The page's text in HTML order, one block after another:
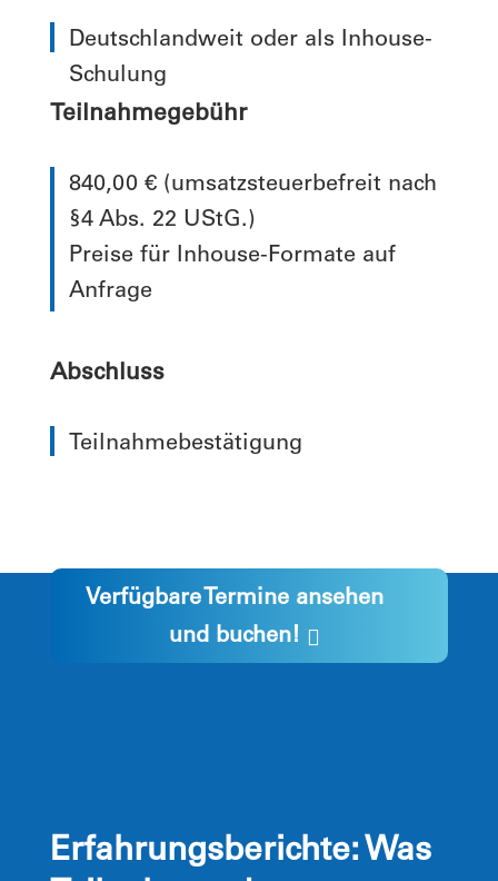
Deutschlandweit oder als Inhouse-
Schulung
Teilnahmegebühr
840,00 € (umsatzsteuerbefreit nach
§4 Abs. 22 UStG.)
Preise für Inhouse-Formate auf
Anfrage
Abschluss
Teilnahmebestätigung
Verfügbare Termine ansehen
und buchen!
Erfahrungsberichte: Was